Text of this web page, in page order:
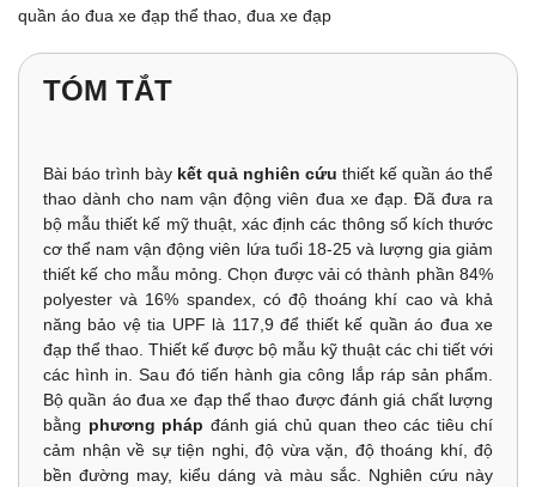
quần áo đua xe đạp thể thao, đua xe đạp
TÓM TẮT
Bài báo trình bày kết quả nghiên cứu thiết kế quần áo thể
thao dành cho nam vận động viên đua xe đạp. Đã đưa ra
bộ mẫu thiết kế mỹ thuật, xác định các thông số kích thước
cơ thể nam vận động viên lứa tuổi 18-25 và lượng gia giảm
thiết kế cho mẫu mỏng. Chọn được vải có thành phần 84%
polyester và 16% spandex, có độ thoáng khí cao và khả
năng bảo vệ tia UPF là 117,9 để thiết kế quần áo đua xe
đạp thể thao. Thiết kế được bộ mẫu kỹ thuật các chi tiết với
các hình in. Sau đó tiến hành gia công lắp ráp sản phẩm.
Bộ quần áo đua xe đạp thể thao được đánh giá chất lượng
bằng phương pháp đánh giá chủ quan theo các tiêu chí
cảm nhận về sự tiện nghi, độ vừa vặn, độ thoáng khí, độ
bền đường may, kiểu dáng và màu sắc. Nghiên cứu này